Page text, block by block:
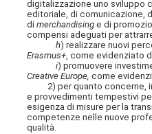
digitalizzazione uno sviluppo
editoriale, di comunicazione,
dimerchandising e di
compensi adeguati per
h) realizzare nuovi
Erasmus+, come evidenziato
i) promuovere
Creative Europe, come
2) per quanto concerne,
e provvedimenti tempestivi
esigenza di misure per la
competenze nelle nuove
qualità.